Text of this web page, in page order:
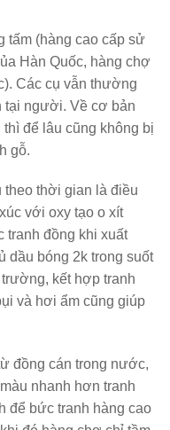
tấm (hàng cao cấp sử
Hàn Quốc, hàng chợ
Các cụ vẫn thường
tại người. Về cơ bản
để lâu cũng không bị
gỗ.
theo thời gian là điều
với oxy tạo o xít
tranh đồng khi xuất
dầu bóng 2k trong suốt
kết hợp tranh
và hơi ẩm cũng giúp
đồng cán trong nước,
nhanh hơn tranh
để bức tranh hàng cao